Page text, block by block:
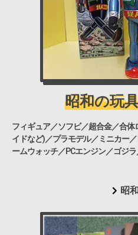
昭和の玩
フィギュア／ソフビ／超合金／合
イドなど)／プラモデル／ミニカー
ームウォッチ／PCエンジン／ゴジ
昭